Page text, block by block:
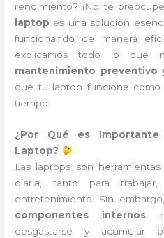
rendimiento? ¡No te
laptop es una solución
funcionando de manera
explicamos todo lo que
mantenimiento preventivo
que tu laptop funcione
tiempo.
¿Por Qué es
Laptop?
Las laptops son
diaria, tanto para
entretenimiento. Sin
componentes internos
desgastarse y